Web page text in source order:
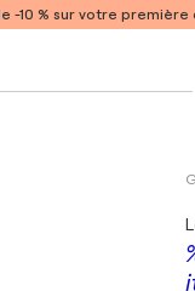
10 % sur votre première